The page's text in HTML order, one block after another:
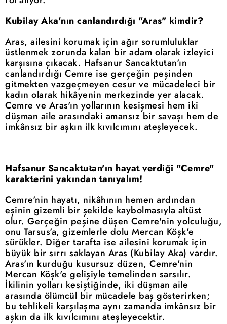
Kubilay Aka'nın canlandırdığı "Aras" kimdir?
Aras, ailesini korumak için ağır sorumluluklar
üstlenmek zorunda kalan bir adam olarak izleyici
karşısına çıkacak. Hafsanur Sancaktutan'ın
canlandırdığı Cemre ise gerçeğin peşinden
gitmekten vazgeçmeyen cesur ve mücadeleci bir
kadın olarak hikâyenin merkezinde yer alacak.
Cemre ve Aras'ın yollarının kesişmesi hem iki
düşman aile arasındaki amansız bir savaşı hem de
imkânsız bir aşkın ilk kıvılcımını ateşleyecek.
Hafsanur Sancaktutan'ın hayat verdiği "Cemre"
karakterini yakından tanıyalım!
Cemre'nin hayatı, nikâhının hemen ardından
eşinin gizemli bir şekilde kaybolmasıyla altüst
olur. Gerçeğin peşine düşen Cemre'nin yolculuğu,
onu Tarsus'a, gizemlerle dolu Mercan Köşk'e
sürükler. Diğer tarafta ise ailesini korumak için
büyük bir sırrı saklayan Aras (Kubilay Aka) vardır.
Aras'ın kurduğu kusursuz düzen, Cemre'nin
Mercan Köşk'e gelişiyle temelinden sarsılır.
İkilinin yolları kesiştiğinde, iki düşman aile
arasında ölümcül bir mücadele baş gösterirken;
bu tehlikeli karşılaşma aynı zamanda imkânsız bir
aşkın da ilk kıvılcımını ateşleyecektir.